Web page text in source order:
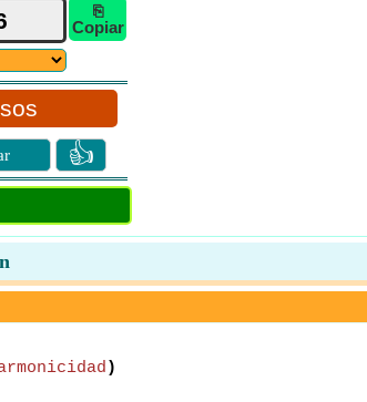
⎘
Copiar
👍
)